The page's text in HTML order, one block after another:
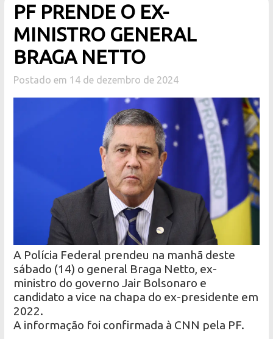
PF PRENDE O EX-
MINISTRO GENERAL
BRAGA NETTO
Postado em 14 de dezembro de 2024
A Polícia Federal prendeu na manhã deste
sábado (14) o general Braga Netto, ex-
ministro do governo Jair Bolsonaro e
candidato a vice na chapa do ex-presidente em
2022.
A informação foi confirmada à CNN pela PF.